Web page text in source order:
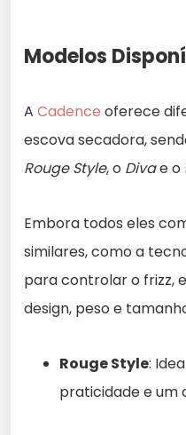
Modelos
A Cadence oferece
escova secadora,
Rouge Style, o Divae o
Embora todos eles
similares, como a
para controlar o frizz,
design, peso e
Rouge Style:
praticidade e um